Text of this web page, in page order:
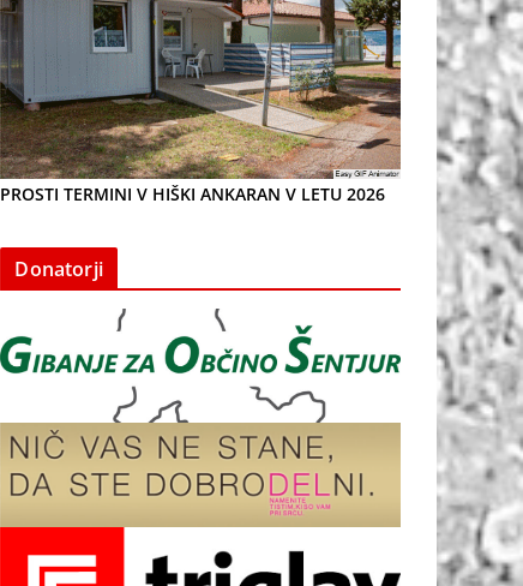
PROSTI TERMINI V HIŠKI ANKARAN V LETU 2026
Donatorji